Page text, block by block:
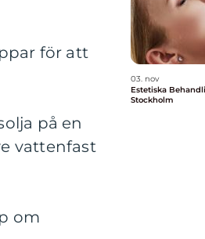
för att
på en
vattenfast
om
03. nov
Estetiska
Stockholm